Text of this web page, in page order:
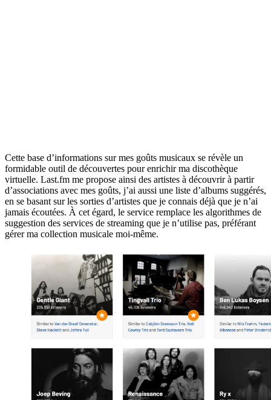
Cette base d’informations sur mes goûts musicaux se révèle un
formidable outil de découvertes pour enrichir ma discothèque
virtuelle. Last.fm me propose ainsi des artistes à découvrir à partir
d’associations avec mes goûts, j’ai aussi une liste d’albums suggérés,
en se basant sur les sorties d’artistes que je connais déjà que je n’ai
jamais écoutées. À cet égard, le service remplace les algorithmes de
suggestion des services de streaming que je n’utilise pas, préférant
gérer ma collection musicale moi-même.